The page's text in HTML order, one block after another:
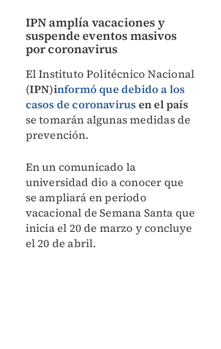
IPN amplía vacaciones y
suspende eventos masivos
por coronavirus
El Instituto Politécnico Nacional
(IPN)informó que debido a los
casos de coronavirus en el país
se tomarán algunas medidas de
prevención.
En un comunicado la
universidad dio a conocer que
se ampliará en periodo
vacacional de Semana Santa que
inicia el 20 de marzo y concluye
el 20 de abril.